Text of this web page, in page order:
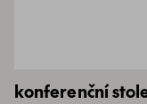
konferenční